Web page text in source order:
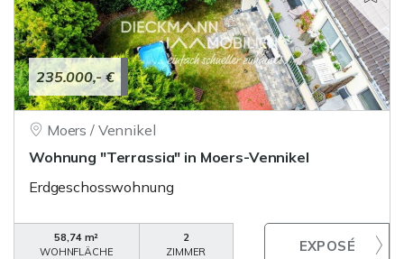
235.000,- €
Moers / Vennikel
Wohnung "Terrassia" in Moers-Vennikel
Erdgeschosswohnung
58,74 m²
WOHNFLÄCHE
2
ZIMMER